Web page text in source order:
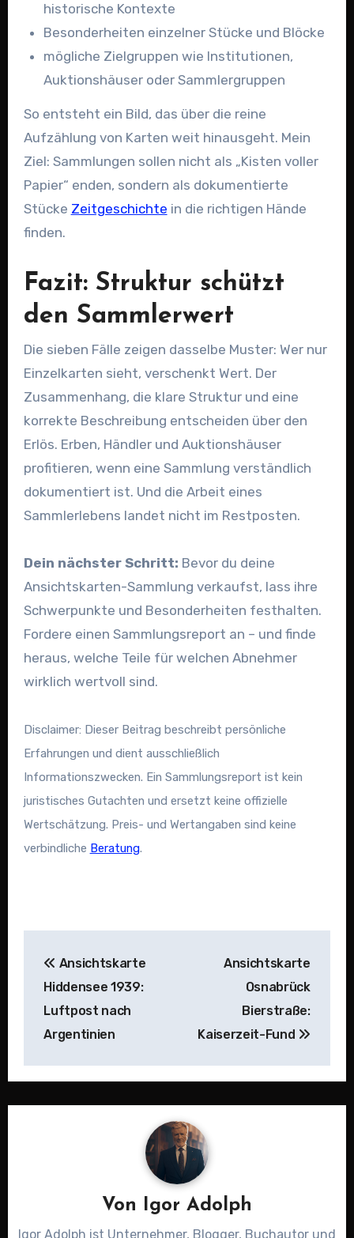
historische Kontexte
Besonderheiten einzelner Stücke und Blöcke
mögliche Zielgruppen wie Institutionen,
Auktionshäuser oder Sammlergruppen
So entsteht ein Bild, das über die reine
Aufzählung von Karten weit hinausgeht. Mein
Ziel: Sammlungen sollen nicht als „Kisten voller
Papier“ enden, sondern als dokumentierte
Stücke Zeitgeschichte in die richtigen Hände
finden.
Fazit: Struktur schützt
den Sammlerwert
Die sieben Fälle zeigen dasselbe Muster: Wer nur
Einzelkarten sieht, verschenkt Wert. Der
Zusammenhang, die klare Struktur und eine
korrekte Beschreibung entscheiden über den
Erlös. Erben, Händler und Auktionshäuser
profitieren, wenn eine Sammlung verständlich
dokumentiert ist. Und die Arbeit eines
Sammlerlebens landet nicht im Restposten.
Dein nächster Schritt: Bevor du deine
Ansichtskarten-Sammlung verkaufst, lass ihre
Schwerpunkte und Besonderheiten festhalten.
Fordere einen Sammlungsreport an – und finde
heraus, welche Teile für welchen Abnehmer
wirklich wertvoll sind.
Disclaimer: Dieser Beitrag beschreibt persönliche
Erfahrungen und dient ausschließlich
Informationszwecken. Ein Sammlungsreport ist kein
juristisches Gutachten und ersetzt keine offizielle
Wertschätzung. Preis- und Wertangaben sind keine
verbindliche Beratung.
Ansichtskarte
Hiddensee 1939:
Luftpost nach
Argentinien
Ansichtskarte
Osnabrück
Bierstraße:
Kaiserzeit-Fund
Von Igor Adolph
Igor Adolph ist Unternehmer, Blogger, Buchautor und